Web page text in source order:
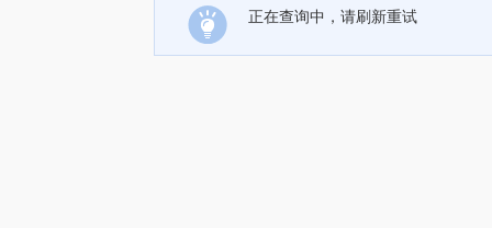
正在查询中，请刷新重试